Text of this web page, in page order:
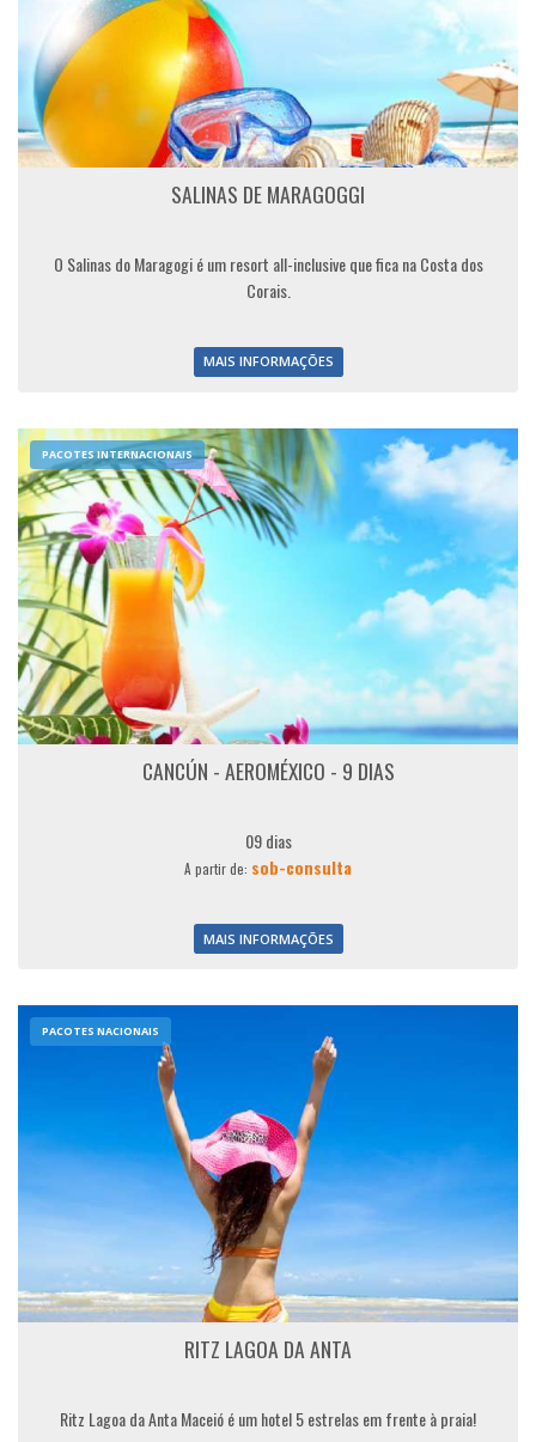
SALINAS DE MARAGOGGI
O Salinas do Maragogi é um resort all-inclusive que fica na Costa dos
Corais.
MAIS INFORMAÇÕES
PACOTES INTERNACIONAIS
CANCÚN - AEROMÉXICO - 9 DIAS
09 dias
A partir de: sob-consulta
MAIS INFORMAÇÕES
PACOTES NACIONAIS
RITZ LAGOA DA ANTA
Ritz Lagoa da Anta Maceió é um hotel 5 estrelas em frente à praia!